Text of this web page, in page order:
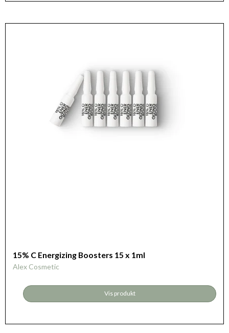
15% C Energizing Boosters 15 x 1ml
Alex Cosmetic
Vis produkt